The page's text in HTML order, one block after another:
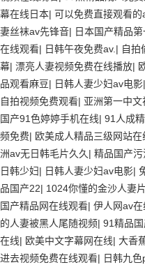
幕在线日本| 可以免费直接观看的
妻丝袜av先锋音| 日本国产精品第
在线观看| 日韩午夜免费av. | 自拍
幕| 漂亮人妻视频免费在线播放|
品观看麻豆| 日韩人妻少妇av电影|
自拍视频免费观看| 亚洲第一中文
国产91色婷婷手机在线| 91人成
频免费| 欧美成人精品三级网站在
洲av无日韩毛片久久 | 精品国产
日韩少妇| 日韩人妻少妇av电影|
品国产22| 1024你懂的金沙人妻
国产精品网在线观看| 伊人网av
的人妻被黑人尾随视频| 91精品
在线| 欧美中文字幕网在线| 大香
进去视频免费在线观看| 日韩九